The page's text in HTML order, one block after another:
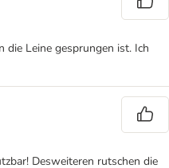
die Leine gesprungen ist. Ich
Desweiteren rutschen die